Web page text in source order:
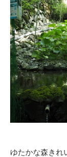
ゆたかな森きれ